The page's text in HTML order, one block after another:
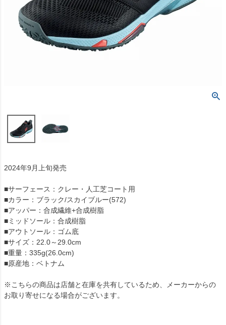
2024年9月上旬発売
■サーフェース：クレー・人工芝コート用
■カラー：ブラック/スカイブルー(572)
■アッパー：合成繊維+合成樹脂
■ミッドソール：合成樹脂
■アウトソール：ゴム底
■サイズ：22.0～29.0cm
■重量：335g(26.0cm)
■原産地：ベトナム
※こちらの商品は店舗と在庫を共有しているため、メーカーからの
お取り寄せになる場合がございます。